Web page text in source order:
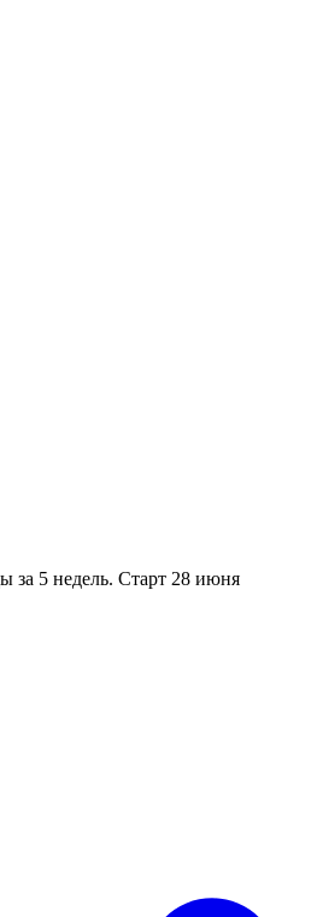
за 5 недель. Старт 28 июня